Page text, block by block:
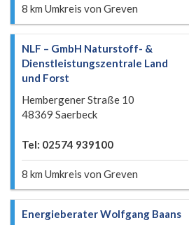
8 km Umkreis von Greven
NLF – GmbH Naturstoff- &
Dienstleistungszentrale Land
und Forst
Hembergener Straße 10
48369 Saerbeck
Tel: 02574 939100
8 km Umkreis von Greven
Energieberater Wolfgang Baans